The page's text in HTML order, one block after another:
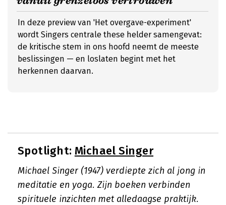
In deze preview van 'Het overgave-experiment'
wordt Singers centrale these helder samengevat:
de kritische stem in ons hoofd neemt de meeste
beslissingen — en loslaten begint met het
herkennen daarvan.
Spotlight: Michael Singer
Michael Singer (1947) verdiepte zich al jong in
meditatie en yoga. Zijn boeken verbinden
spirituele inzichten met alledaagse praktijk.